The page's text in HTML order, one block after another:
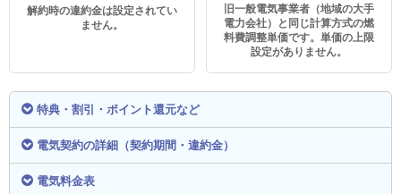
解約時の違約金は設定されてい
ません。
旧一般電気事業者（地域の大手
電力会社）と同じ計算方式の燃
料費調整単価です。単価の上限
設定がありません。
特典・割引・ポイント還元など
電気契約の詳細（契約期間・違約金）
電気料金表